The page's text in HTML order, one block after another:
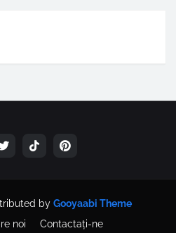
by Gooyaabi Theme
noi Contactați-ne